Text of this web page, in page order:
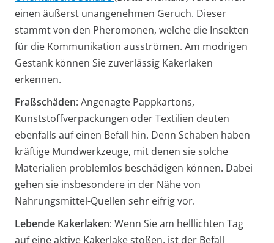
einen äußerst unangenehmen Geruch. Dieser
stammt von den Pheromonen, welche die Insekten
für die Kommunikation ausströmen. Am modrigen
Gestank können Sie zuverlässig Kakerlaken
erkennen.
Fraßschäden: Angenagte Pappkartons,
Kunststoffverpackungen oder Textilien deuten
ebenfalls auf einen Befall hin. Denn Schaben haben
kräftige Mundwerkzeuge, mit denen sie solche
Materialien problemlos beschädigen können. Dabei
gehen sie insbesondere in der Nähe von
Nahrungsmittel-Quellen sehr eifrig vor.
Lebende Kakerlaken: Wenn Sie am helllichten Tag
auf eine aktive Kakerlake stoßen, ist der Befall